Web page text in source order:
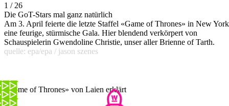
1 / 26
Die GoT-Stars mal ganz natürlich
Am 3. April feierte die letzte Staffel «Game of Thrones» in New York
eine feurige, stürmische Gala. Hier blendend verkörpert von
Schauspielerin Gwendoline Christie, unser aller Brienne of Tarth.
quelle: epa/epa / jason szenes
«Game of Thrones» von Laien erklärt